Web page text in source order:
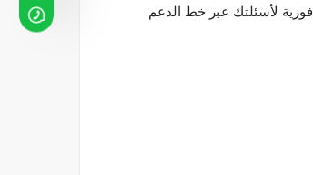
لأسئلتك عبر خط الدعم